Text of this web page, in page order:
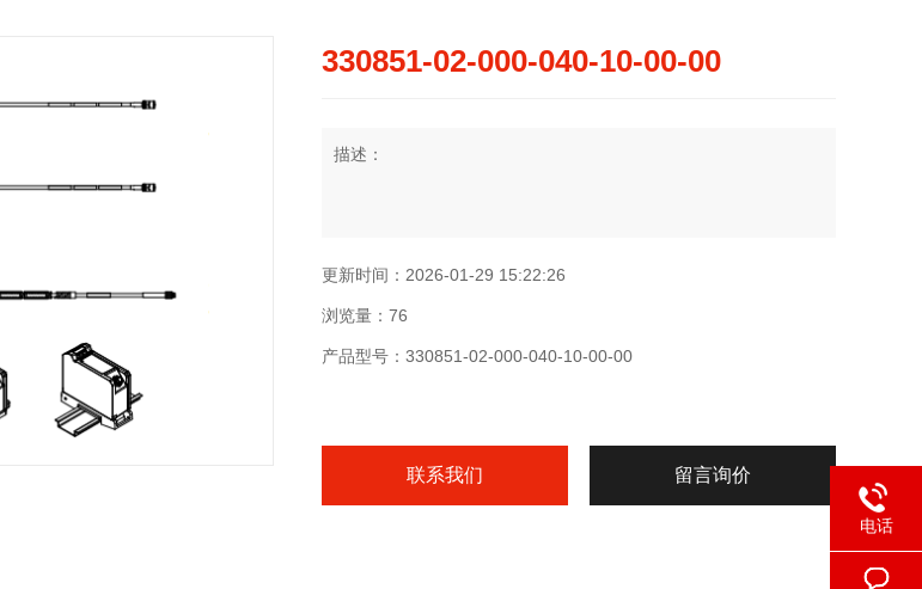
330851-02-000-040-10-00-00
描述：
更新时间：2026-01-29 15:22:26
浏览量：76
产品型号：330851-02-000-040-10-00-00
联系我们 留言询价
电话